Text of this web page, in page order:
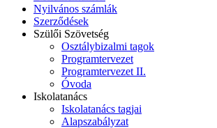
Nyilvános számlák
Szerződések
Szülői Szövetség
Osztálybizalmi tagok
Programtervezet
Programtervezet II.
Óvoda
Iskolatanács
Iskolatanács tagjai
Alapszabályzat